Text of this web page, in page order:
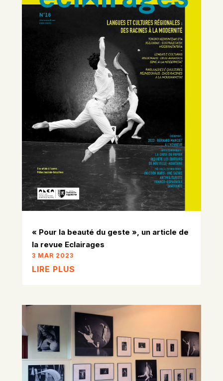
« Pour la beauté du geste », un article de
la revue Eclairages
3 MAR 2023
LIRE PLUS